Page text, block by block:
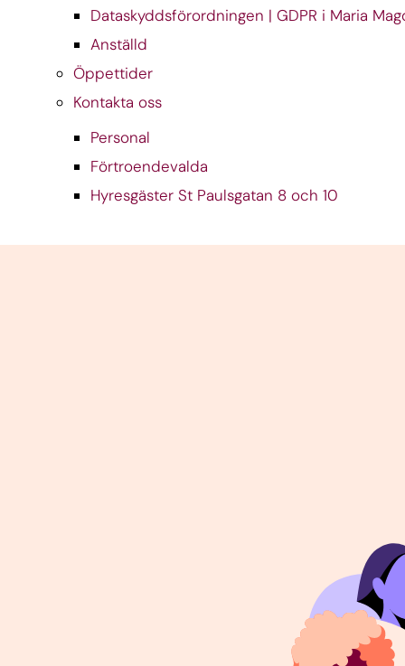
Dataskyddsförordningen | GDPR i Maria
Anställd
Öppettider
Kontakta oss
Personal
Förtroendevalda
Hyresgäster St Paulsgatan 8 och 10